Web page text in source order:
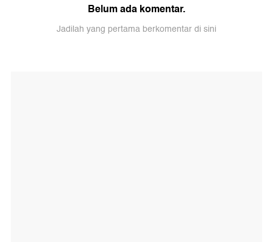
Belum ada komentar.
Jadilah yang pertama berkomentar di sini